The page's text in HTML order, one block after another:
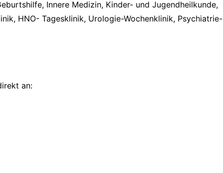
Innere Medizin, Kinder- und Jugendheilkunde,
HNO- Tagesklinik, Urologie-Wochenklinik, Psychiatrie-
an: